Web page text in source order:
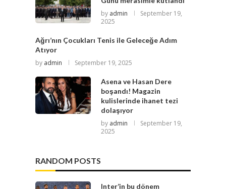
by admin
September 19,
2025
Ağrı’nın Çocukları Tenis ile Geleceğe Adım
Atıyor
by admin September 19, 2025
Asena ve Hasan Dere
boşandı! Magazin
kulislerinde ihanet tezi
dolaşıyor
by admin
September 19,
2025
RANDOM POSTS
Inter’in bu dönem